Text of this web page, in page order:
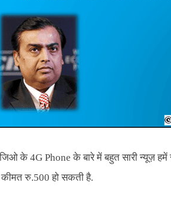
जिओ के 4G Phone के बारे में बहुत सारी न्यूज़
रु.500 हो सकती है.